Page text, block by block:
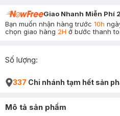
Giao Nhanh Miễn Phí
Bạn muốn nhận hàng trước 10h
chọn giao hàng 2H ở bước thanh
Số lượng:
337 Chi nhánh tạm hết sản
Mô tả sản phẩm